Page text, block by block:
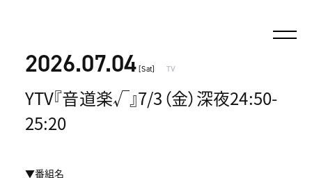
2026.07.04 [Sat] TV
YTV『音道楽√』7/3（金）深夜24:50-
25:20
▼番組名